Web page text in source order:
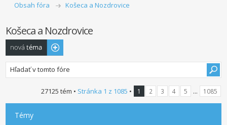
Obsah fóra Košeca a Nozdrovice
Košeca a Nozdrovice
Odoslať novú
tému
27125 tém • Stránka 1 z 1085 • 1 2 3 4 5 ... 1085
Témy